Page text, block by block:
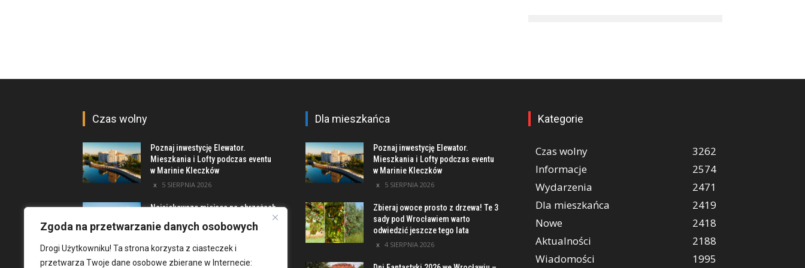
Zgoda na przetwarzanie danych osobowych
Drogi Użytkowniku! Ta strona korzysta z ciasteczek i
przetwarza Twoje dane osobowe zbierane w Internecie:
Czas wolny
Poznaj inwestycję Elewator.
Mieszkania i Lofty podczas eventu
w Marinie Kleczków
5 SIERPNIA 2026
Najciekawsze miejsca na obrzeżach
4 SIERPNIA 2026
Dni Fantastyki 2026 we Wrocławiu –
Dla mieszkańca
Poznaj inwestycję Elewator.
Mieszkania i Lofty podczas eventu
w Marinie Kleczków
5 SIERPNIA 2026
Zbieraj owoce prosto z drzewa! Te 3
sady pod Wrocławiem warto
odwiedzić jeszcze tego lata
4 SIERPNIA 2026
Kategorie
Czas wolny
3262
Informacje
2574
Wydarzenia
2471
Dla mieszkańca
2419
Nowe
2418
Aktualności
2188
Wiadomości
1995